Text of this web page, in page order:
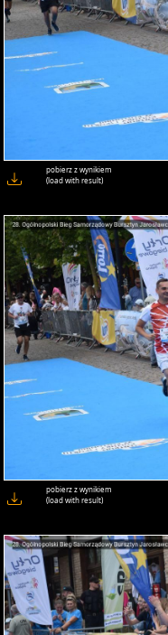
pobierz z wynikiem
(load with result)
pobierz z wynikiem
(load with result)